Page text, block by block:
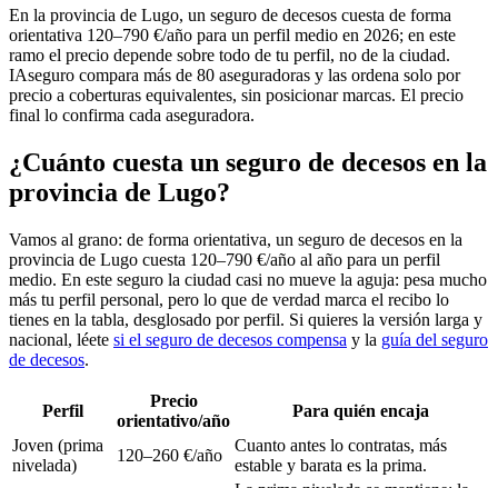
En la provincia de Lugo, un seguro de decesos cuesta de forma
orientativa 120–790 €/año para un perfil medio en 2026; en este
ramo el precio depende sobre todo de tu perfil, no de la ciudad.
IAseguro compara más de 80 aseguradoras y las ordena solo por
precio a coberturas equivalentes, sin posicionar marcas. El precio
final lo confirma cada aseguradora.
¿Cuánto cuesta un seguro de decesos en la
provincia de Lugo?
Vamos al grano: de forma orientativa, un seguro de decesos en la
provincia de Lugo cuesta 120–790 €/año al año para un perfil
medio. En este seguro la ciudad casi no mueve la aguja: pesa mucho
más tu perfil personal, pero lo que de verdad marca el recibo lo
tienes en la tabla, desglosado por perfil. Si quieres la versión larga y
nacional, léete si el seguro de decesos compensa y la guía del seguro
de decesos.
Perfil
Precio
orientativo/año
Para quién encaja
Joven (prima
nivelada)
120–260 €/año
Cuanto antes lo contratas, más
estable y barata es la prima.